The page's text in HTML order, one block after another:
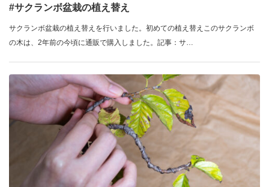
#サクランボ盆栽の植え替え
サクランボ盆栽の植え替えを行いました。初めての植え替えこのサクランボ
の木は、2年前の今頃に通販で購入しました。記事：サ…